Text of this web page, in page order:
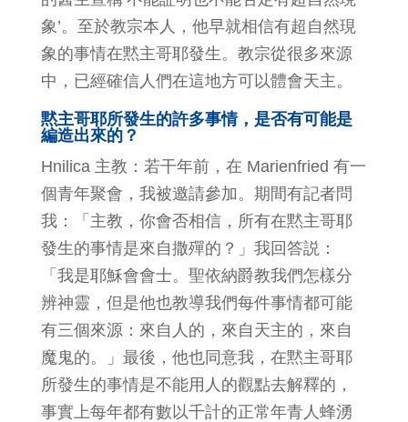
象’。至於教宗本人，他早就相信有超自然現
象的事情在黙主哥耶發生。教宗從很多來源
中，已經確信人們在這地方可以體會天主。
黙主哥耶所發生的許多事情，是否有可能是
編造出來的？
Hnilica 主教：若干年前，在 Marienfried 有一
個青年聚會，我被邀請參加。期間有記者問
我：「主教，你會否相信，所有在黙主哥耶
發生的事情是來自撒殫的？」我回答説：
「我是耶穌會會士。聖依納爵教我們怎樣分
辨神靈，但是他也教導我們每件事情都可能
有三個來源：來自人的，來自天主的，來自
魔鬼的。」最後，他也同意我，在黙主哥耶
所發生的事情是不能用人的觀點去解釋的，
事實上每年都有數以千計的正常年青人蜂湧